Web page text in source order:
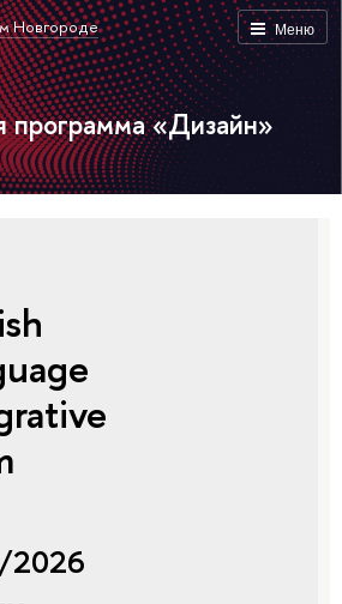
Меню
Новгороде
программа «Дизайн»
2026